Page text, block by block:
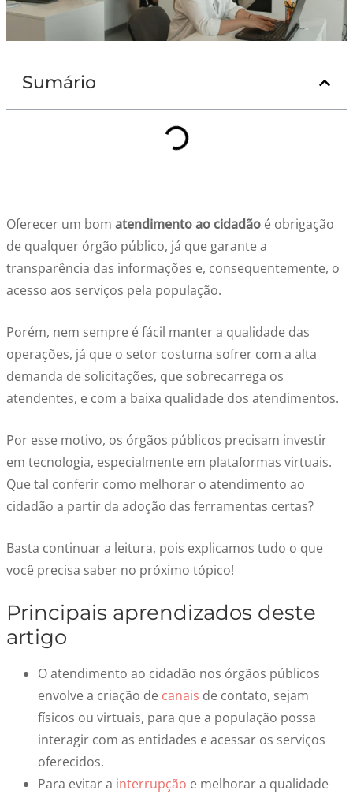
Sumário
Oferecer um bom atendimento ao cidadão é obrigação
de qualquer órgão público, já que garante a
transparência das informações e, consequentemente, o
acesso aos serviços pela população.
Porém, nem sempre é fácil manter a qualidade das
operações, já que o setor costuma sofrer com a alta
demanda de solicitações, que sobrecarrega os
atendentes, e com a baixa qualidade dos atendimentos.
Por esse motivo, os órgãos públicos precisam investir
em tecnologia, especialmente em plataformas virtuais.
Que tal conferir como melhorar o atendimento ao
cidadão a partir da adoção das ferramentas certas?
Basta continuar a leitura, pois explicamos tudo o que
você precisa saber no próximo tópico!
Principais aprendizados deste
artigo
O atendimento ao cidadão nos órgãos públicos
envolve a criação de canais de contato, sejam
físicos ou virtuais, para que a população possa
interagir com as entidades e acessar os serviços
oferecidos.
Para evitar a interrupção e melhorar a qualidade